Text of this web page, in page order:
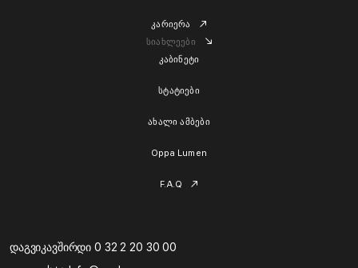
კარიერა
სიახლეები
კაბინეტი
სტატიები
ახალი ამბები
Oppa Lumen
F.A.Q
დაგვიკავშირდი 0 32 2 20 30 00